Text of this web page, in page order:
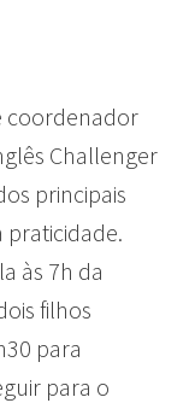
coordenador
Challenger
principais
praticidade.
às 7h da
filhos
para
para o